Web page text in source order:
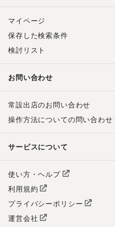
マイページ
保存した検索条件
検討リスト
お問い合わせ
常設出店のお問い合わせ
操作方法についての問い合わせ
サービスについて
使い方・ヘルプ
利用規約
プライバシーポリシー
運営会社